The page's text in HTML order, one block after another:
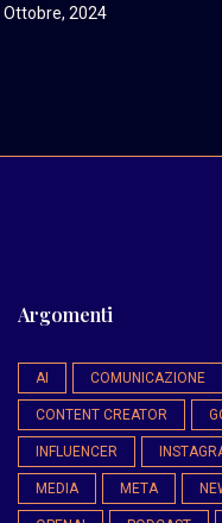
Ottobre, 2024
Argomenti
AI COMUNICAZIONE
CONTENT CREATOR
INFLUENCER
MEDIA META